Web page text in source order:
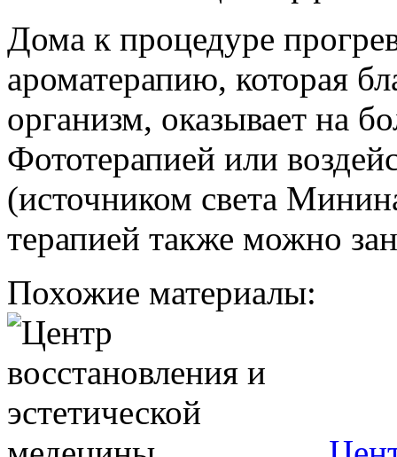
Дома к процедуре
ароматерапию, которая
организм, оказывает на
Фототерапией или
(источником света
терапией также можно
Похожие материалы: